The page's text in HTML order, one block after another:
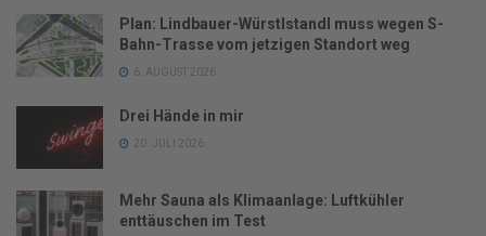
Plan: Lindbauer-Würstlstandl muss wegen S-
Bahn-Trasse vom jetzigen Standort weg
6. AUGUST 2026
Drei Hände in mir
20. JULI 2026
Mehr Sauna als Klimaanlage: Luftkühler
enttäuschen im Test